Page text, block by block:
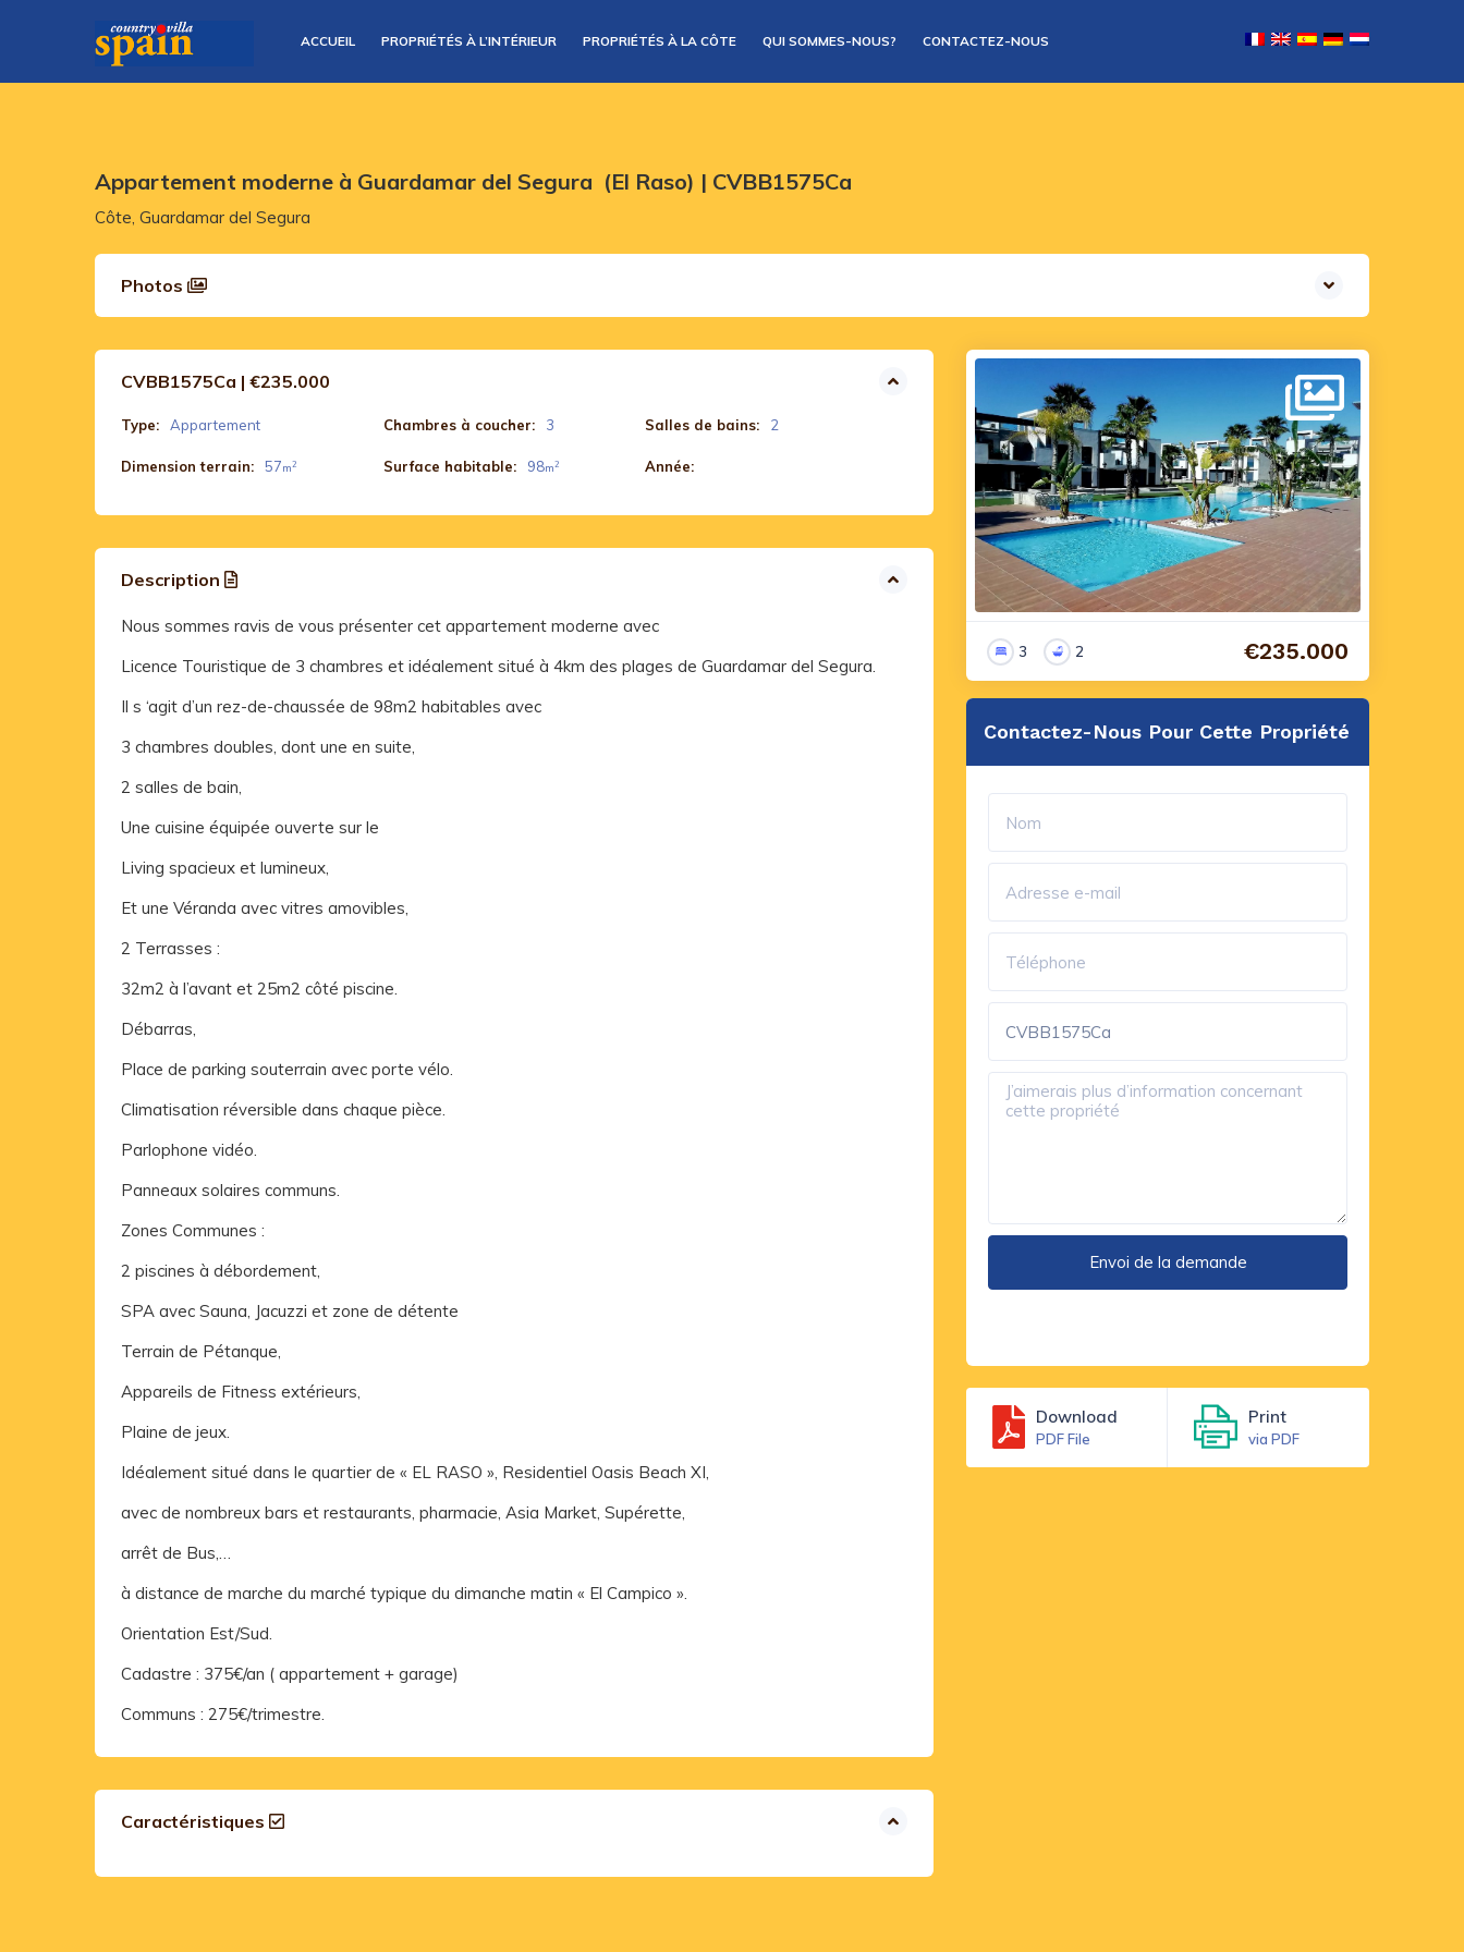
ACCUEIL PROPRIÉTÉS À L’INTÉRIEUR PROPRIÉTÉS À LA CÔTE QUI SOMMES-NOUS? CONTACTEZ-NOUS
Appartement moderne à Guardamar del Segura (El Raso) | CVBB1575Ca
Côte, Guardamar del Segura
Photos
CVBB1575Ca | €235.000
Type: Appartement Chambres à coucher: 3 Salles de bains: 2
Dimension terrain: 57m2 Surface habitable: 98m2 Année:
Description
Nous sommes ravis de vous présenter cet appartement moderne avec
Licence Touristique de 3 chambres et idéalement situé à 4km des plages de Guardamar del Segura.
Il s ‘agit d’un rez-de-chaussée de 98m2 habitables avec
3 chambres doubles, dont une en suite,
2 salles de bain,
Une cuisine équipée ouverte sur le
Living spacieux et lumineux,
Et une Véranda avec vitres amovibles,
2 Terrasses :
32m2 à l’avant et 25m2 côté piscine.
Débarras,
Place de parking souterrain avec porte vélo.
Climatisation réversible dans chaque pièce.
Parlophone vidéo.
Panneaux solaires communs.
Zones Communes :
2 piscines à débordement,
SPA avec Sauna, Jacuzzi et zone de détente
Terrain de Pétanque,
Appareils de Fitness extérieurs,
Plaine de jeux.
Idéalement situé dans le quartier de « EL RASO », Residentiel Oasis Beach XI,
avec de nombreux bars et restaurants, pharmacie, Asia Market, Supérette,
arrêt de Bus,…
à distance de marche du marché typique du dimanche matin « El Campico ».
Orientation Est/Sud.
Cadastre : 375€/an ( appartement + garage)
Communs : 275€/trimestre.
Caractéristiques
3 2 €235.000
Contactez-Nous Pour Cette Propriété
Download
PDF File
Print
via PDF